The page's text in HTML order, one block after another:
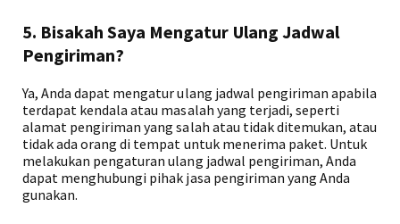
5. Bisakah Saya Mengatur Ulang Jadwal
Pengiriman?
Ya, Anda dapat mengatur ulang jadwal pengiriman apabila
terdapat kendala atau masalah yang terjadi, seperti
alamat pengiriman yang salah atau tidak ditemukan, atau
tidak ada orang di tempat untuk menerima paket. Untuk
melakukan pengaturan ulang jadwal pengiriman, Anda
dapat menghubungi pihak jasa pengiriman yang Anda
gunakan.